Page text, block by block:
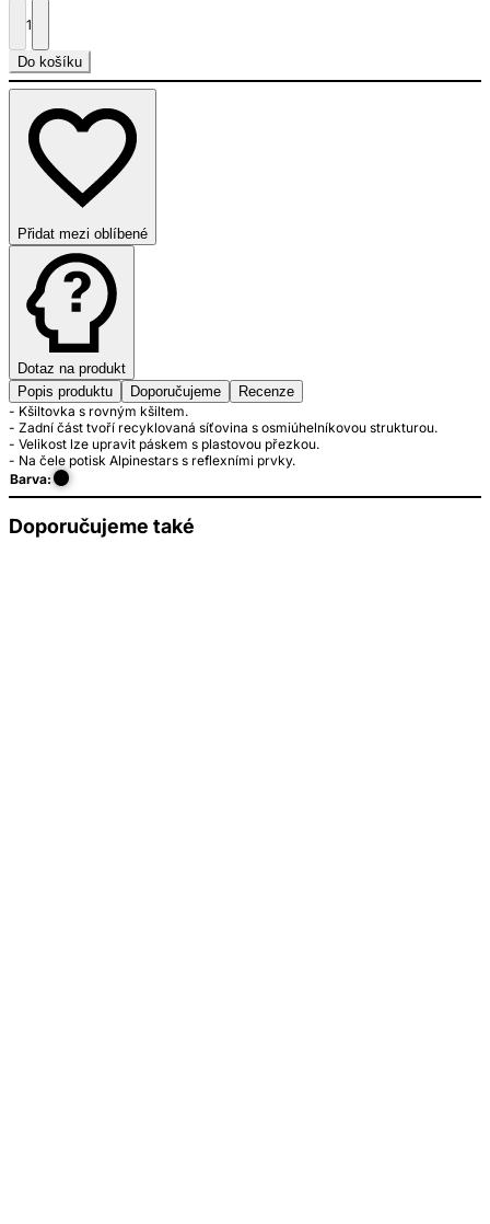
1
Do košíku
Přidat mezi oblíbené
Dotaz na produkt
Popis produktu
Doporučujeme
Recenze
- Kšiltovka s rovným kšiltem.
- Zadní část tvoří recyklovaná síťovina s osmiúhelníkovou strukturou.
- Velikost lze upravit páskem s plastovou přezkou.
- Na čele potisk Alpinestars s reflexními prvky.
Barva:
Doporučujeme také